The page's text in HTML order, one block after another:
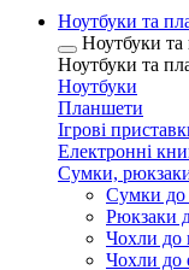
Ноутбуки та
Ноутбуки
Ноутбуки та
Ноутбуки
Планшети
Ігрові
Електронні
Сумки,
Сумки до
Рюкзаки
Чохли до
Чохли до